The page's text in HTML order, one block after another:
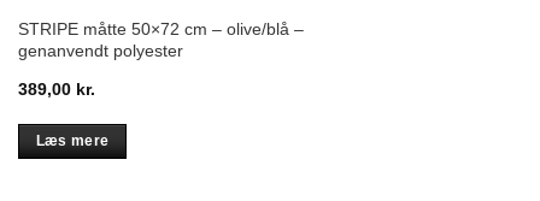
STRIPE måtte 50×72 cm – olive/blå –
genanvendt polyester
389,00 kr.
Læs mere